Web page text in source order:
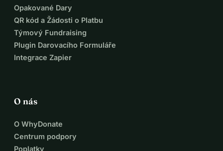
Opakované Dary
QR kód a Žádosti o Platbu
Týmový Fundraising
Plugin Darovacího Formuláře
Integrace Zapier
O nás
O WhyDonate
Centrum podpory
Poplatky